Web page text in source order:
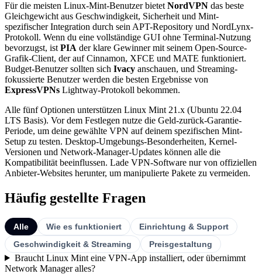
Für die meisten Linux-Mint-Benutzer bietet NordVPN das beste
Gleichgewicht aus Geschwindigkeit, Sicherheit und Mint-
spezifischer Integration durch sein APT-Repository und NordLynx-
Protokoll. Wenn du eine vollständige GUI ohne Terminal-Nutzung
bevorzugst, ist PIA der klare Gewinner mit seinem Open-Source-
Grafik-Client, der auf Cinnamon, XFCE und MATE funktioniert.
Budget-Benutzer sollten sich Ivacy anschauen, und Streaming-
fokussierte Benutzer werden die besten Ergebnisse von
ExpressVPNs Lightway-Protokoll bekommen.
Alle fünf Optionen unterstützen Linux Mint 21.x (Ubuntu 22.04
LTS Basis). Vor dem Festlegen nutze die Geld-zurück-Garantie-
Periode, um deine gewählte VPN auf deinem spezifischen Mint-
Setup zu testen. Desktop-Umgebungs-Besonderheiten, Kernel-
Versionen und Network-Manager-Updates können alle die
Kompatibilität beeinflussen. Lade VPN-Software nur von offiziellen
Anbieter-Websites herunter, um manipulierte Pakete zu vermeiden.
Häufig gestellte Fragen
Alle Wie es funktioniert
Einrichtung & Support
Geschwindigkeit & Streaming
Preisgestaltung
Braucht Linux Mint eine VPN-App installiert, oder übernimmt
Network Manager alles?